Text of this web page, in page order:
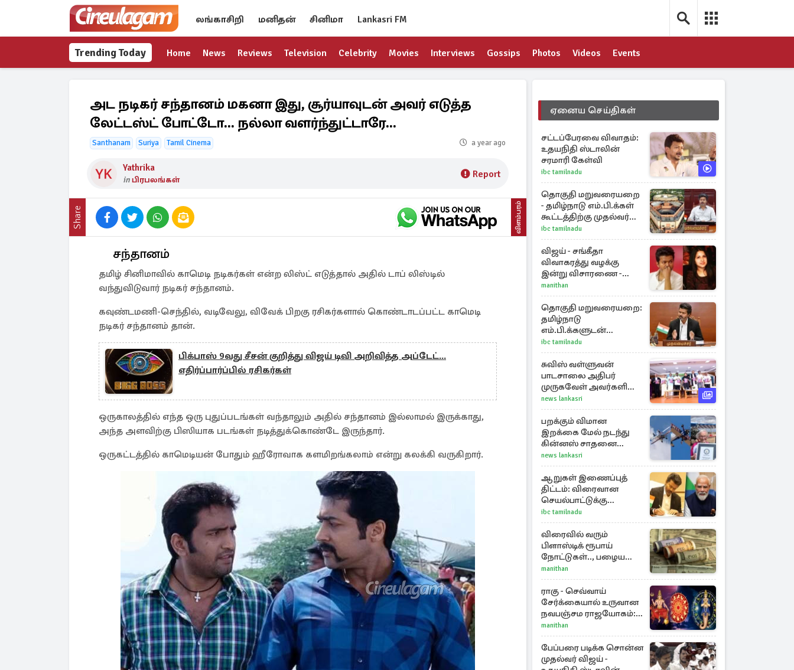
லங்காசிறி மனிதன் சினிமா Lankasri FM
Trending Today Home News Reviews Television Celebrity Movies Interviews Gossips Photos Videos Events
அட நடிகர் சந்தானம் மகனா இது, சூர்யாவுடன் அவர் எடுத்த
லேட்டஸ்ட் போட்டோ... நல்லா வளர்ந்துட்டாரே...
Santhanam Suriya Tamil Cinema a year ago
Yathrika
inபிரபலங்கள் Report
Share விளம்பரம்
சந்தானம்
தமிழ் சினிமாவில் காமெடி நடிகர்கள் என்ற லிஸ்ட் எடுத்தால் அதில் டாப் லிஸ்டில்
வந்துவிடுவார் நடிகர் சந்தானம்.
கவுண்டமணி-செந்தில், வடிவேலு, விவேக் பிறகு ரசிகர்களால் கொண்டாடப்பட்ட காமெடி
நடிகர் சந்தானம் தான்.
பிக்பாஸ் 9வது சீசன் குறித்து விஜய் டிவி அறிவித்த அப்டேட்...
எதிர்ப்பார்ப்பில் ரசிகர்கள்
ஒருகாலத்தில் எந்த ஒரு புதுப்படங்கள் வந்தாலும் அதில் சந்தானம் இல்லாமல் இருக்காது,
அந்த அளவிற்கு பிஸியாக படங்கள் நடித்துக்கொண்டே இருந்தார்.
ஒருகட்டத்தில் காமெடியன் போதும் ஹீரோவாக களமிறங்கலாம் என்று கலக்கி வருகிறார்.
ஏனைய செய்திகள்
சட்டப்பேரவை விவாதம்:
உதயநிதி ஸ்டாலின்
சரமாரி கேள்வி
ibc tamilnadu
தொகுதி மறுவரையறை
- தமிழ்நாடு எம்.பி.க்கள்
கூட்டத்திற்கு முதல்வர்
விஜய் அழைப்பு
ibc tamilnadu
விஜய் - சங்கீதா
விவாகரத்து வழக்கு
இன்று விசாரணை -
காணொளி மூலம்
ஆஜராக வாய்ப்பு
manithan
தொகுதி மறுவரையறை:
தமிழ்நாடு
எம்.பி.க்களுடன்
முதலமைச்சர் விஜய்
ஆலோசனை
ibc tamilnadu
சுவிஸ் வள்ளுவன்
பாடசாலை அதிபர்
முருகவேள் அவர்களின்
சிங்கப்பூர், மலேசியா
மற்றும் தமிழ்நாடு பயண
அனுபவ தொகுப்பு
news lankasri
பறக்கும் விமான
இறக்கை மேல் நடந்து
கின்னஸ் சாதனை
படைத்த 97 வயது
மூதாட்டி
news lankasri
ஆறுகள் இணைப்புத்
திட்டம்: விரைவான
செயல்பாட்டுக்கு
பிரதமருக்கு
முதலமைச்சர் கடிதம்
ibc tamilnadu
விரைவில் வரும்
பிளாஸ்டிக் ரூபாய்
நோட்டுகள்.., பழைய
காகித நோட்டுகள்
செல்லுமா?
manithan
ராகு - செவ்வாய்
சேர்க்கையால் உருவான
நவபஞ்சம ராஜயோகம்:
அதிர்ஷ்டம் பெறும் 3
ராசிகள்!
manithan
பேப்பரை படிக்க சொன்ன
முதல்வர் விஜய் -